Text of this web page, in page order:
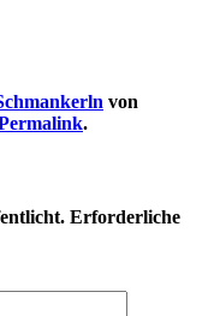
von
.
Erforderliche